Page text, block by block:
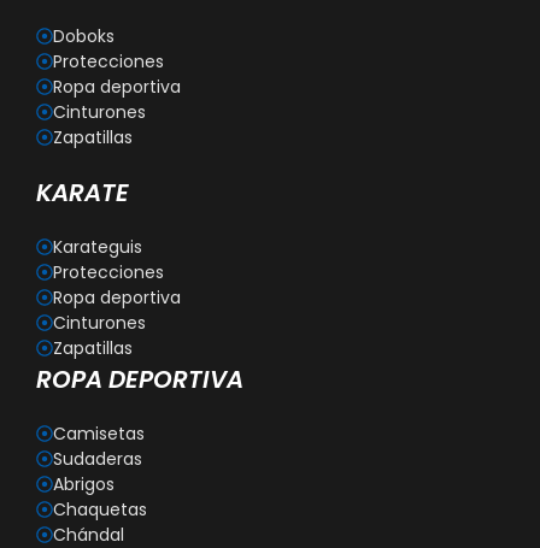
Doboks
Protecciones
Ropa deportiva
Cinturones
Zapatillas
KARATE
Karateguis
Protecciones
Ropa deportiva
Cinturones
Zapatillas
ROPA DEPORTIVA
Camisetas
Sudaderas
Abrigos
Chaquetas
Chándal